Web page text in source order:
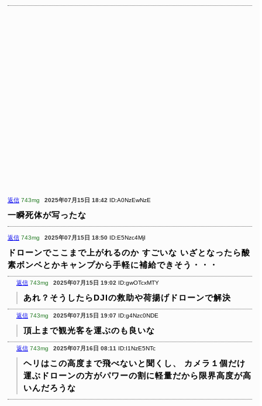
返信 743mg 2025年07月15日 18:42 ID:A0NzEwNzE
一瞬死体が写ったな
返信 743mg 2025年07月15日 18:50 ID:E5Nzc4MjI
ドローンでここまで上がれるのか すごいな いざとなったら酸
素ボンベとかキャンプから手軽に補給できそう・・・
返信 743mg 2025年07月15日 19:02 ID:gwOTcxMTY
あれ？そうしたらDJIの救助や荷揚げドローンで解決
返信 743mg 2025年07月15日 19:07 ID:g4Nzc0NDE
頂上まで観光客を運ぶのも良いな
返信 743mg 2025年07月16日 08:11 ID:I1NzE5NTc
ヘリはこの高度まで飛べないと聞くし、
カメラ１個だけ
運ぶドローンの方がパワーの割に軽量だから限界高度が高
いんだろうな